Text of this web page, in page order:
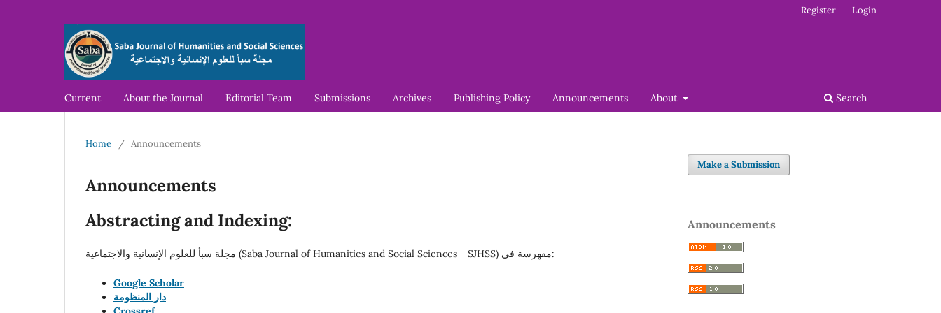
Current About the Journal Editorial Team Submissions Archives Publishing Policy Announcements About Search
Register Login
Home / Announcements
Announcements
Abstracting and Indexing:
مجلة سبأ للعلوم الإنسانية والاجتماعية (Saba Journal of Humanities and Social Sciences - SJHSS) مفهرسة في:
Google Scholar
دار المنظومة
Make a Submission
Announcements